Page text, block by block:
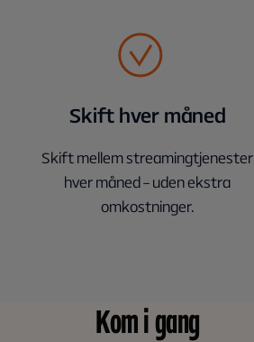
Skift hver måned
Skift mellem streamingtjenester
hver måned – uden ekstra
Kom i gang